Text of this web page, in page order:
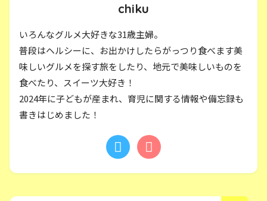
chiku
いろんなグルメ大好きな31歳主婦。
普段はヘルシーに、お出かけしたらがっつり食べます美
味しいグルメを探す旅をしたり、地元で美味しいものを
食べたり、スイーツ大好き！
2024年に子どもが産まれ、育児に関する情報や備忘録も
書きはじめました！